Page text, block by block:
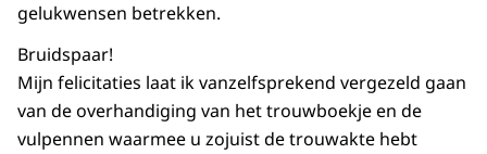
gelukwensen betrekken.
Bruidspaar!
Mijn felicitaties laat ik vanzelfsprekend vergezeld gaan
van de overhandiging van het trouwboekje en de
vulpennen waarmee u zojuist de trouwakte hebt